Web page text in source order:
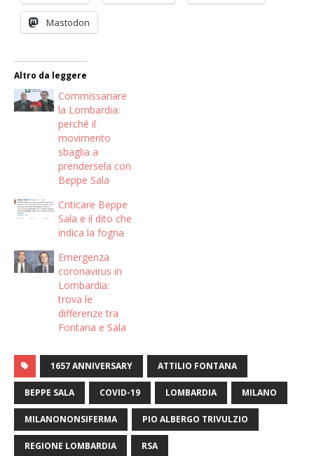
Mastodon
Altro da leggere
Commissariare
la Lombardia:
perché il
movimento
sbaglia a
prendersela con
Beppe Sala
Criticare Beppe
Sala e il dito che
indica la fogna
Emergenza
coronavirus in
Lombardia:
trova le
differenze tra
Fontana e Sala
1657 ANNIVERSARY ATTILIO FONTANA
BEPPE SALA COVID-19 LOMBARDIA MILANO
MILANONONSIFERMA PIO ALBERGO TRIVULZIO
REGIONE LOMBARDIA RSA